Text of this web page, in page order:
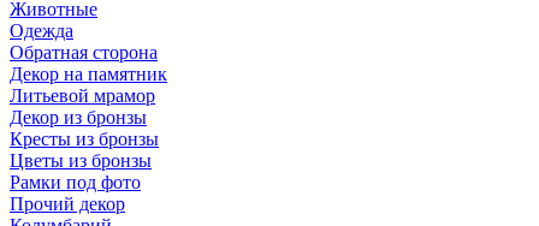
Животные
Одежда
Обратная сторона
Декор на памятник
Литьевой мрамор
Декор из бронзы
Кресты из бронзы
Цветы из бронзы
Рамки под фото
Прочий декор